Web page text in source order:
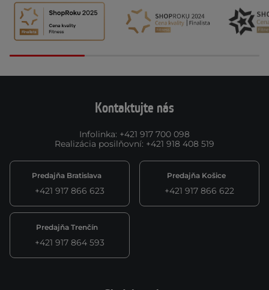
Kontaktujte nás
Infolinka: +421 917 700 098
Realizácia posilňovní: +421 918 408 519
Predajňa Bratislava
+421 917 866 623
Predajňa Košice
+421 917 866 622
Predajňa Trenčín
+421 917 864 593